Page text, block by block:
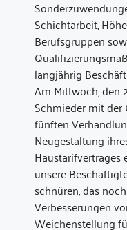
Schichtarbeit,
Berufsgruppen
langjährig
Am Mittwoch, den
Schmieder mit der
fünften
Neugestaltung
Haustarifvertrages
unsere
schnüren, das
Verbesserungen
Weichenstellung